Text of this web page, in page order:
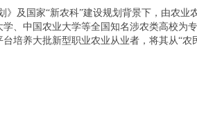
及国家“新农科”建设规划背景下，由农业
、中国农业大学等全国知名涉农类高校为
培养大批新型职业农业从业者，将其从“农